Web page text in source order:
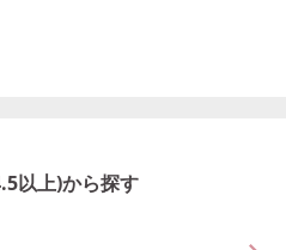
以上)から探す